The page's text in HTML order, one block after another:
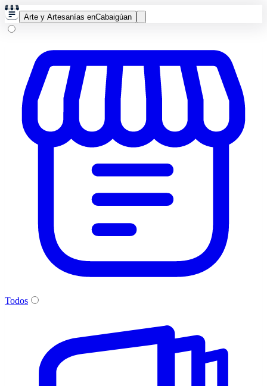
Arte y Artesanías enCabaigúan
Todos